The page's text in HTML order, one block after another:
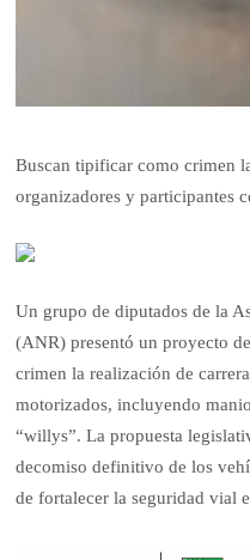
Buscan tipificar como crimen
organizadores y participantes
Un grupo de diputados de la
(ANR) presentó un proyecto
crimen la realización de
motorizados, incluyendo
“willys”. La propuesta
decomiso definitivo de los
de fortalecer la seguridad vial